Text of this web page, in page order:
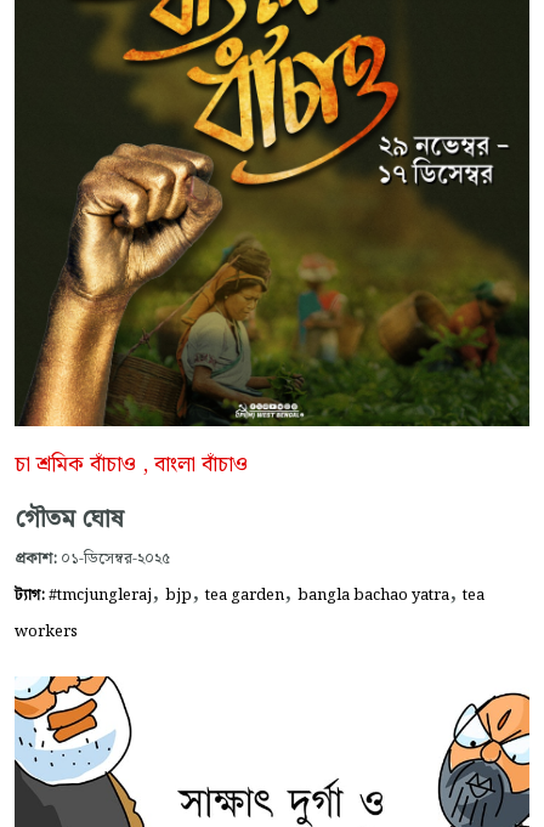
চা শ্রমিক বাঁচাও , বাংলা বাঁচাও
গৌতম ঘোষ
প্রকাশ: ০১-ডিসেম্বর-২০২৫
ট্যাগ:#tmcjungleraj, bjp,tea garden, bangla bachao yatra,tea
workers